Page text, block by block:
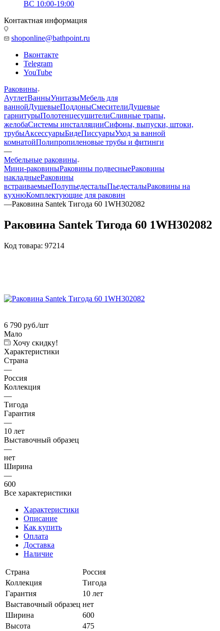
ВС 10:00-19:00
Контактная информация
shoponline@bathpoint.ru
Вконтакте
Telegram
YouTube
Раковины
АутлетВанныУнитазыМебель для
ваннойДушевыеПоддоныСмесителиДушевые
гарнитурыПолотенцесушителиСливные трапы,
желобаСистемы инсталляцииСифоны, выпуски, штоки,
трубыАксессуарыБидеПиссуарыУход за ванной
комнатойПолипропиленовые трубы и фитинги
—
Мебельные раковины
Мини-раковиныРаковины подвесныеРаковины
накладныеРаковины
встраиваемыеПолупьедесталыПьедесталыРаковины на
кухнюКомплектующие для раковин
—Раковина Santek Тигода 60 1WH302082
Раковина Santek Тигода 60 1WH302082
Код товара: 97214
6 790 руб./шт
Мало
Хочу скидку!
Характеристики
Страна
—
Россия
Коллекция
—
Тигода
Гарантия
—
10 лет
Выставочный образец
—
нет
Ширина
—
600
Все характеристики
Характеристики
Описание
Как купить
Оплата
Доставка
Наличие
Страна
Россия
Коллекция
Тигода
Гарантия
10 лет
Выставочный образец нет
Ширина
600
Высота
475